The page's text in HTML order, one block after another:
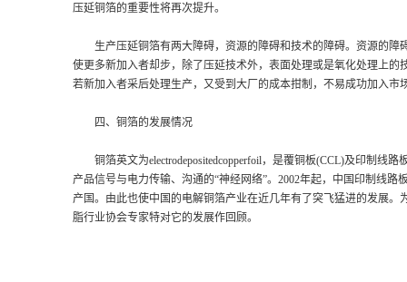
压延铜箔的重要性将再次提升。
生产压延铜箔有两大障碍，资源的障碍和技术的障碍。资源的障
使更多新加入者却步，除了压延技术外，表面处理或是氧化处理上
若新加入者采后处理生产，又受到大厂的成本拑制，不易成功加入
四、铜箔的发展情况
铜箔英文为electrodepositedcopperfoil，是覆铜板(CCL)及印制线
产品信号与电力传输、沟通的“神经网络”。2002年起，中国印制线
产国。由此也使中国的电解铜箔产业在近几年有了突飞猛进的发展
脂行业协会专家特对它的发展作回顾。